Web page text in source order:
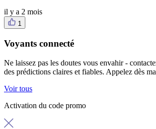
il y a 2 mois
1
Voyants connecté
Ne laissez pas les doutes vous envahir -
des prédictions claires et fiables. Appelez dès
Voir tous
Activation du code promo